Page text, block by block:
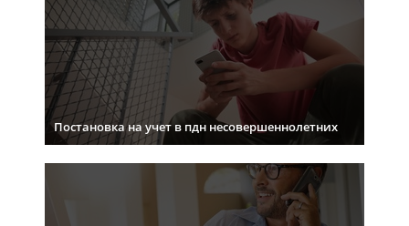
Постановка на учет в пдн несовершеннолетних